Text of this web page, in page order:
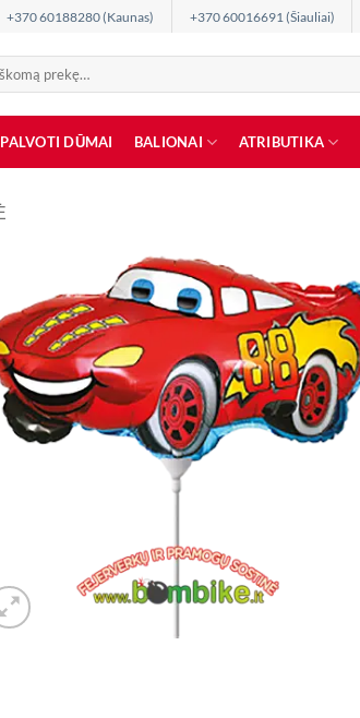
+370 60188280 (Kaunas) +370 60016691 (Šiauliai)
DŪMAI BALIONAI ATRIBUTIKA